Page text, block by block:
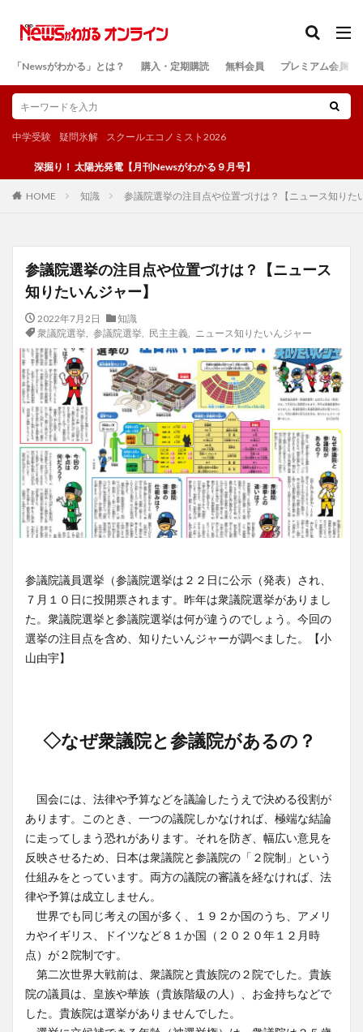
「Newsがわかる」とは？ 購入・定期購読 無料会員 プレミアム会員
中学受験 疑問氷解 スクールエコノミスト2026
り！ 太陽光発電【月刊Newsがわかる９月号】
HOME 知識 参議院選挙の注目点や位置づけは？【ニュース知りた
参議院選挙の注目点や位置づけは？【ニュース
知りたいんジャー】
2022年7月2日
知識
衆議院選挙
参議院選挙 民主主義, ニュース知りたいんジャー
参議院議員選挙（参議院選挙は２２日に公示（発表）され、
７月１０日に投開票されます。昨年は衆議院選挙がありまし
た。衆議院選挙と参議院選挙は何が違うのでしょう。今回の
選挙の注目点を含め、知りたいんジャーが調べました。【小
山由宇】
◇なぜ衆議院と参議院があるの？
国会には、法律や予算などを議論したうえで決める役割が
あります。このとき、一つの議院しかなければ、極端な結論
に走ってしまう恐れがあります。それを防ぎ、幅広い意見を
反映させるため、日本は衆議院と参議院の「２院制」という
仕組みをとっています。両方の議院の審議を経なければ、法
律や予算は成立しません。
世界でも同じ考えの国が多く、１９２か国のうち、アメリ
カやイギリス、ドイツなど８１か国（２０２０年１２月時
点）が２院制です。
第二次世界大戦前は、衆議院と貴族院の２院でした。貴族
院の議員は、皇族や華族（貴族階級の人）、お金持ちなどで
した。貴族院は選挙がありませんでした。
検索